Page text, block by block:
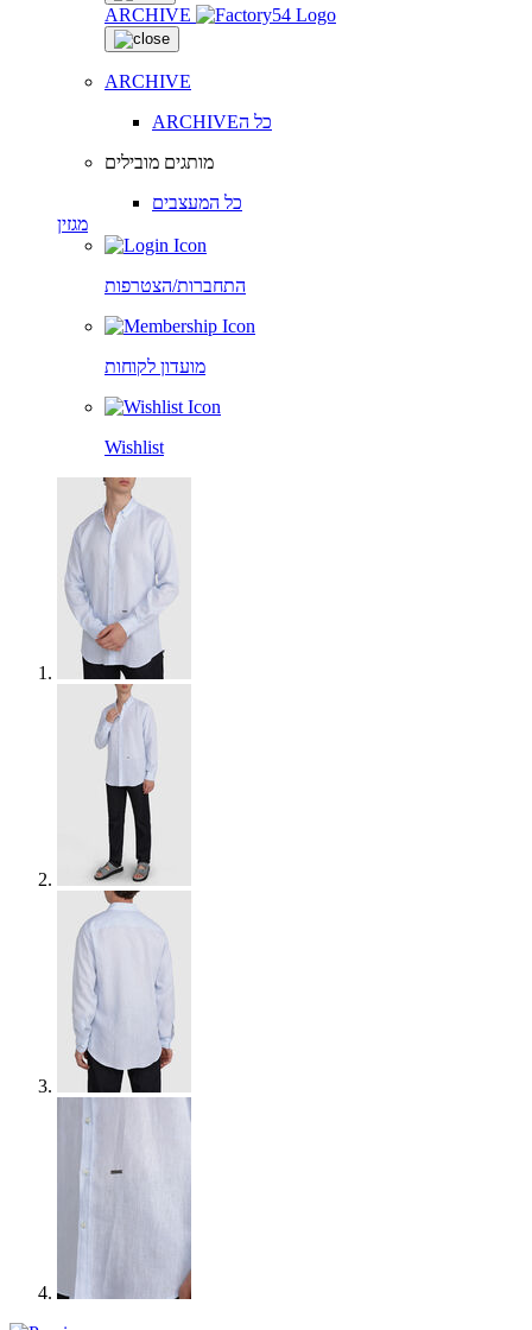
ARCHIVE
ARCHIVE
ARCHIVEכל ה
מותגים מובילים
כל המעצבים
מגזין
התחברות/הצטרפות
מועדון לקוחות
Wishlist